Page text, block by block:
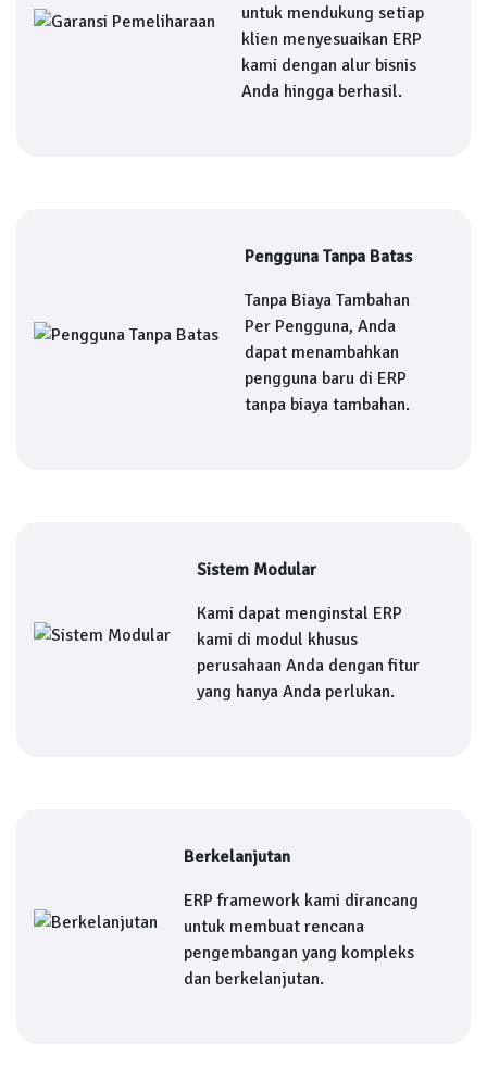
untuk mendukung setiap
klien menyesuaikan ERP
kami dengan alur bisnis
Anda hingga berhasil.
Pengguna Tanpa Batas
Tanpa Biaya Tambahan
Per Pengguna, Anda
dapat menambahkan
pengguna baru di ERP
tanpa biaya tambahan.
Sistem Modular
Kami dapat menginstal ERP
kami di modul khusus
perusahaan Anda dengan fitur
yang hanya Anda perlukan.
Berkelanjutan
ERP framework kami dirancang
untuk membuat rencana
pengembangan yang kompleks
dan berkelanjutan.